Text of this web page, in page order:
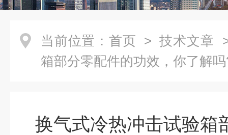
当前位置： 首页 > 技术文章
箱部分零配件的功效，你了解
换气式冷热冲击试验箱